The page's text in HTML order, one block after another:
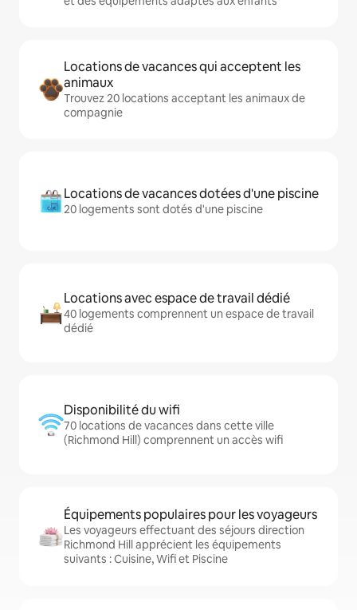
Locations de vacances qui acceptent les
animaux
Trouvez 20 locations acceptant les animaux de
compagnie
Locations de vacances dotées d'une piscine
20 logements sont dotés d'une piscine
Locations avec espace de travail dédié
40 logements comprennent un espace de travail
dédié
Disponibilité du wifi
70 locations de vacances dans cette ville
(Richmond Hill) comprennent un accès wifi
Équipements populaires pour les voyageurs
Les voyageurs effectuant des séjours direction
Richmond Hill apprécient les équipements
suivants : Cuisine, Wifi et Piscine